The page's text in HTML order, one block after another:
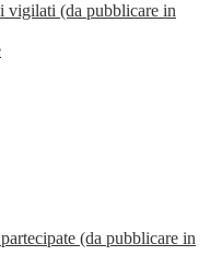
vigilati (da pubblicare in
(da pubblicare in